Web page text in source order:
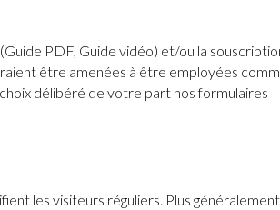
PDF, Guide vidéo) et/ou la
être amenées à être employées
délibéré de votre part nos formulaires
les visiteurs réguliers. Plus